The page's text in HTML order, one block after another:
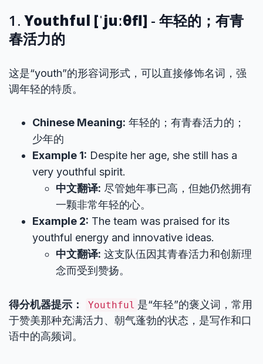
1. Youthful [ˈjuːθfl] - 年轻的；有青
春活力的
这是“youth”的形容词形式，可以直接修饰名词，强
调年轻的特质。
Chinese Meaning: 年轻的；有青春活力的；
少年的
Example 1: Despite her age, she still has a
very youthful spirit.
中文翻译: 尽管她年事已高，但她仍然拥有
一颗非常年轻的心。
Example 2: The team was praised for its
youthful energy and innovative ideas.
中文翻译: 这支队伍因其青春活力和创新理
念而受到赞扬。
得分机器提示： Youthful 是“年轻”的褒义词，常用
于赞美那种充满活力、朝气蓬勃的状态，是写作和口
语中的高频词。